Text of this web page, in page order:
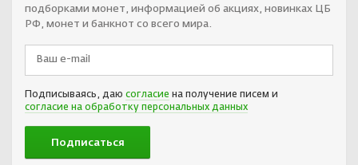
подборками монет, информацией об акциях, новинках ЦБ
РФ, монет и банкнот со всего мира.
Подписываясь, даю согласие на получение писем и
согласие на обработку персональных данных